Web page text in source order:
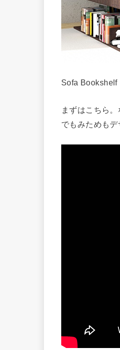
Sofa Bookshelf
まずはこちら
でもみためも